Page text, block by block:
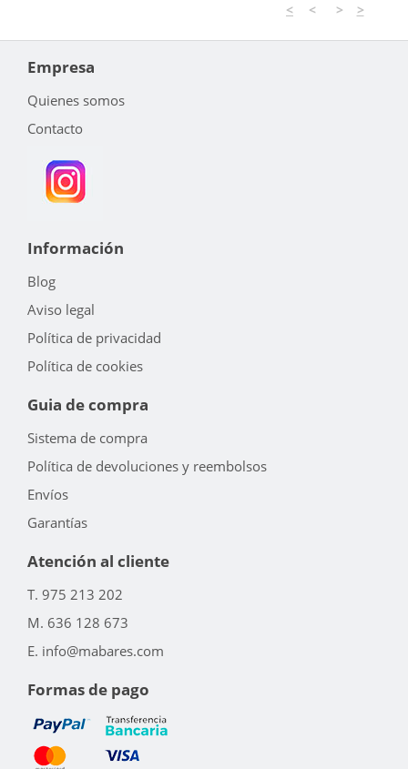
< < > >
Empresa
Quienes somos
Contacto
Información
Blog
Aviso legal
Política de privacidad
Política de cookies
Guia de compra
Sistema de compra
Política de devoluciones y reembolsos
Envíos
Garantías
Atención al cliente
T. 975 213 202
M. 636 128 673
E. info@mabares.com
Formas de pago